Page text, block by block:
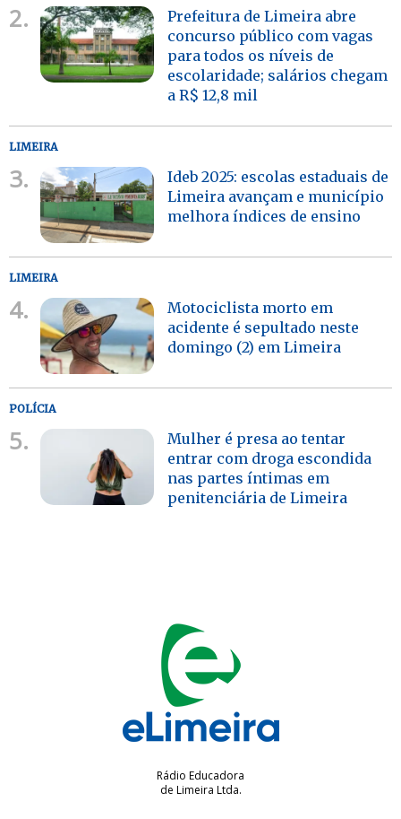
2.
Prefeitura de Limeira abre
concurso público com vagas
para todos os níveis de
escolaridade; salários chegam
a R$ 12,8 mil
LIMEIRA
3.
Ideb 2025: escolas estaduais de
Limeira avançam e município
melhora índices de ensino
LIMEIRA
4.
Motociclista morto em
acidente é sepultado neste
domingo (2) em Limeira
POLÍCIA
5.
Mulher é presa ao tentar
entrar com droga escondida
nas partes íntimas em
penitenciária de Limeira
Rádio Educadora
de Limeira Ltda.